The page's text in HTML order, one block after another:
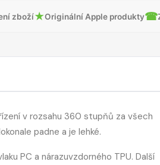
zboží★Originální Apple produkty☎
v rozsahu 360 stupňů za všech
padne a je lehké.
PC a nárazuvzdorného TPU. Další